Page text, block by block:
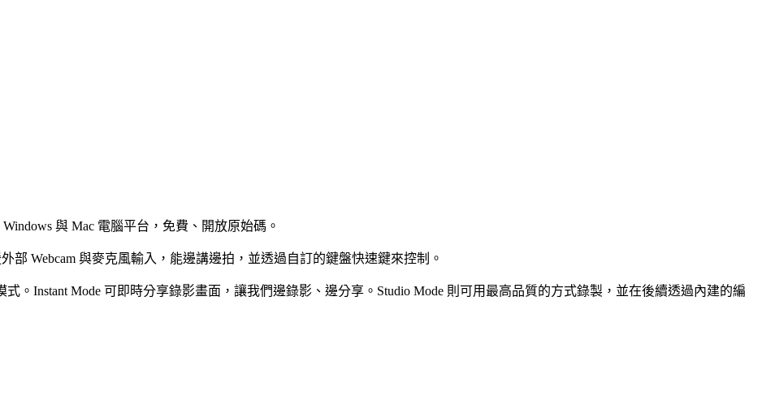
與 Mac 電腦平台，免費、開放原始碼。
Webcam 與麥克風輸入，能邊講邊拍，並透過自訂的鍵盤快速鍵來控制。
式。Instant Mode 可即時分享錄影畫面，讓我們邊錄影、邊分享。Studio Mode 則可用最高品質的方式錄製，並在後續透過內建的編